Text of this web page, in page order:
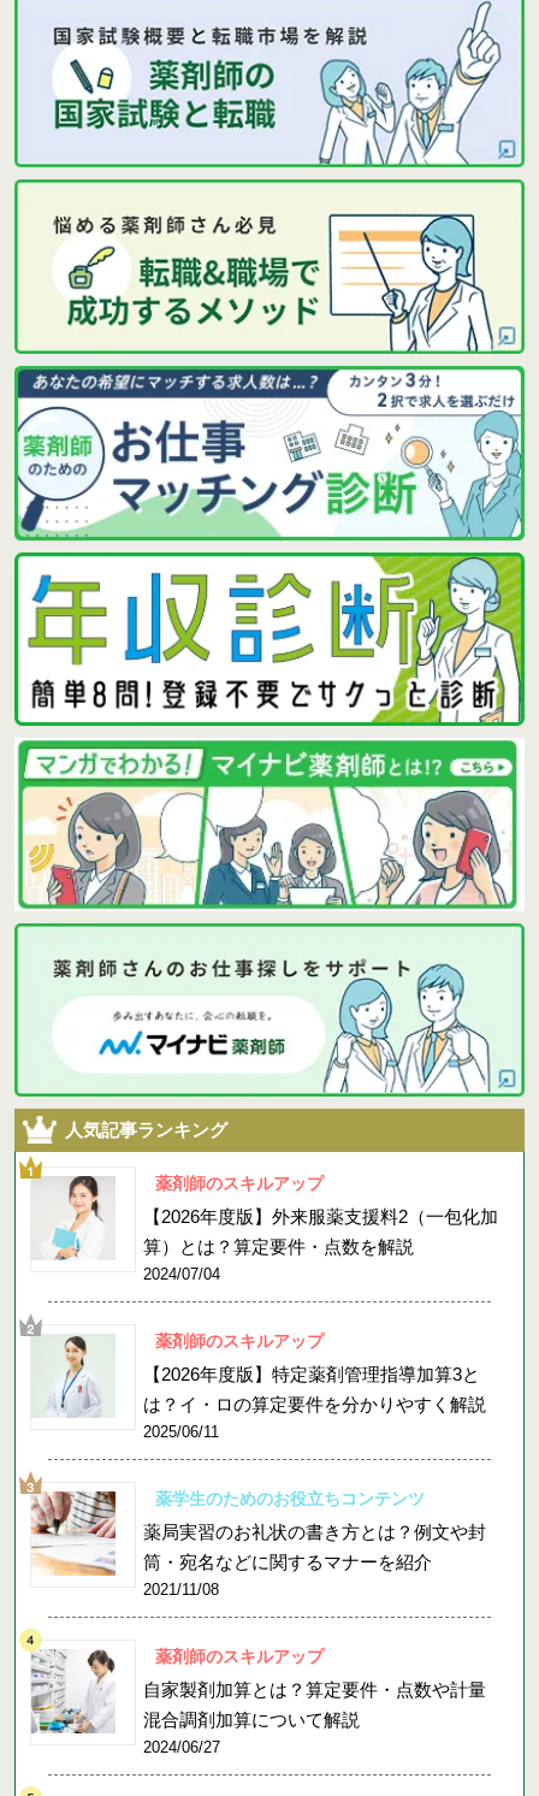
人気記事ランキング
薬剤師のスキルアップ
【2026年度版】外来服薬支援料2（一包化加
算）とは？算定要件・点数を解説
2024/07/04
薬剤師のスキルアップ
【2026年度版】特定薬剤管理指導加算3と
は？イ・ロの算定要件を分かりやすく解説
2025/06/11
薬学生のためのお役立ちコンテンツ
薬局実習のお礼状の書き方とは？例文や封
筒・宛名などに関するマナーを紹介
2021/11/08
薬剤師のスキルアップ
自家製剤加算とは？算定要件・点数や計量
混合調剤加算について解説
2024/06/27